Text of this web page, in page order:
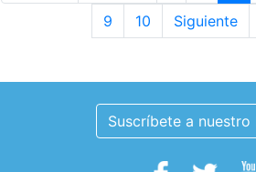
9
10 Siguiente
Suscríbete a nuestro